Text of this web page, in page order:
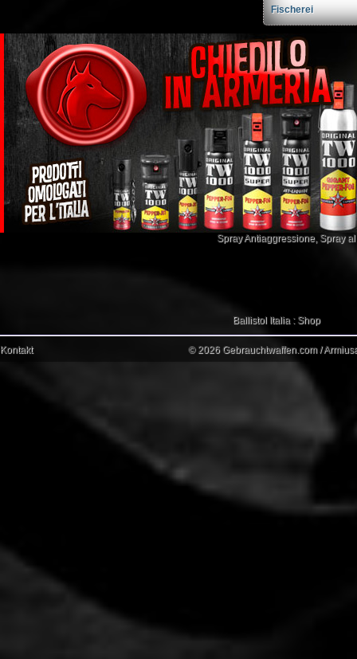
Fischerei
Spray Antiaggressione, Spray
Ballistol Italia : Shop
Kontakt © 2026 Gebrauchtwaffen.com /